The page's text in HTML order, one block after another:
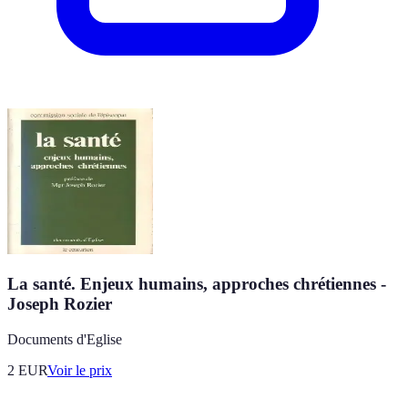
La santé. Enjeux humains, approches chrétiennes -
Joseph Rozier
Documents d'Eglise
2 EURVoir le prix